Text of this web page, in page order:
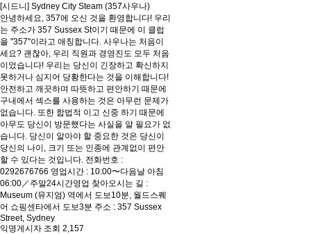
[시드니] Sydney City Steam (357사우나)
안녕하세요, 357에 오신 것을 환영합니다! 우리
는 주소가 357 Sussex St이기 때문에 이 클럽
을 "357"이라고 애칭합니다. 사우나는 처음이
세요? 괜찮아, 우리 직원과 경영진도 모두 처음
이었습니다! 우리는 당신이 긴장하고 확신하지
못하거나 심지어 당황한다는 것을 이해합니다!
안전하고 깨끗하며 따뜻하고 편안하기 때문에
구내에서 섹스를 사용하는 것은 아무런 문제가
없습니다. 또한 합법적 이고 신중 하기 때문에
아무도 당신이 방문했다는 사실을 알 필요가 없
습니다. 당신이 알아야 할 중요한 것은 당신이
당신의 나이, 크기 또는 인종에 관계없이 편안
할 수 있다는 것입니다. 전화번호 :
0292676766 영업시간 : 10:00〜다음날 아침
06:00／주말24시간영업 찾아오시는 길 :
Museum (뮤지엄) 역에서 도보10분, 월드스퀘
어 쇼핑센타에서 도보3분 주소 : 357 Sussex
Street, Sydney
익명게시자 조회 2,157